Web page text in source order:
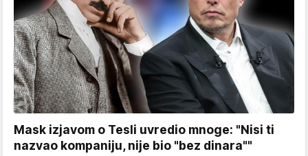
Mask izjavom o Tesli uvredio mnoge: "Nisi ti
nazvao kompaniju, nije bio "bez dinara""